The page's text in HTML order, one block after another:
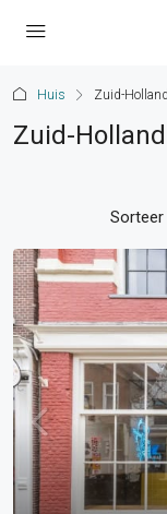
Huis Zuid-Holland
Zuid-Holland
Sorteer